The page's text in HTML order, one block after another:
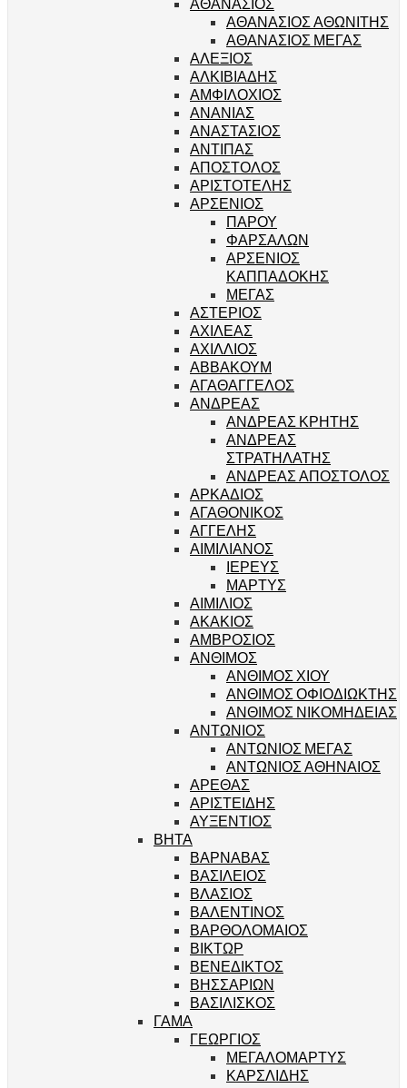
ΑΘΑΝΑΣΙΟΣ ΑΘΩΝΙΤΗΣ
ΑΘΑΝΑΣΙΟΣ ΜΕΓΑΣ
ΑΛΕΞΙΟΣ
ΑΛΚΙΒΙΑΔΗΣ
ΑΜΦΙΛΟΧΙΟΣ
ΑΝΑΝΙΑΣ
ΑΝΑΣΤΑΣΙΟΣ
ΑΝΤΙΠΑΣ
ΑΠΟΣΤΟΛΟΣ
ΑΡΙΣΤΟΤΕΛΗΣ
ΑΡΣΕΝΙΟΣ
ΠΑΡΟΥ
ΦΑΡΣΑΛΩΝ
ΑΡΣΕΝΙΟΣ
ΚΑΠΠΑΔΟΚΗΣ
ΜΕΓΑΣ
ΑΣΤΕΡΙΟΣ
ΑΧΙΛΕΑΣ
ΑΧΙΛΛΙΟΣ
ΑΒΒΑΚΟΥΜ
ΑΓΑΘΑΓΓΕΛΟΣ
ΑΝΔΡΕΑΣ
ΑΝΔΡΕΑΣ ΚΡΗΤΗΣ
ΑΝΔΡΕΑΣ
ΣΤΡΑΤΗΛΑΤΗΣ
ΑΝΔΡΕΑΣ ΑΠΟΣΤΟΛΟΣ
ΑΡΚΑΔΙΟΣ
ΑΓΑΘΟΝΙΚΟΣ
ΑΓΓΕΛΗΣ
ΑΙΜΙΛΙΑΝΟΣ
ΙΕΡΕΥΣ
ΜΑΡΤΥΣ
ΑΙΜΙΛΙΟΣ
ΑΚΑΚΙΟΣ
ΑΜΒΡΟΣΙΟΣ
ΑΝΘΙΜΟΣ
ΑΝΘΙΜΟΣ ΧΙΟΥ
ΑΝΘΙΜΟΣ ΟΦΙΟΔΙΩΚΤΗΣ
ΑΝΘΙΜΟΣ ΝΙΚΟΜΗΔΕΙΑΣ
ΑΝΤΩΝΙΟΣ
ΑΝΤΩΝΙΟΣ ΜΕΓΑΣ
ΑΝΤΩΝΙΟΣ ΑΘΗΝΑΙΟΣ
ΑΡΕΘΑΣ
ΑΡΙΣΤΕΙΔΗΣ
ΑΥΞΕΝΤΙΟΣ
ΒΗΤΑ
ΒΑΡΝΑΒΑΣ
ΒΑΣΙΛΕΙΟΣ
ΒΛΑΣΙΟΣ
ΒΑΛΕΝΤΙΝΟΣ
ΒΑΡΘΟΛΟΜΑΙΟΣ
ΒΙΚΤΩΡ
ΒΕΝΕΔΙΚΤΟΣ
ΒΗΣΣΑΡΙΩΝ
ΒΑΣΙΛΙΣΚΟΣ
ΓΑΜΑ
ΓΕΩΡΓΙΟΣ
ΜΕΓΑΛΟΜΑΡΤΥΣ
ΚΑΡΣΛΙΔΗΣ